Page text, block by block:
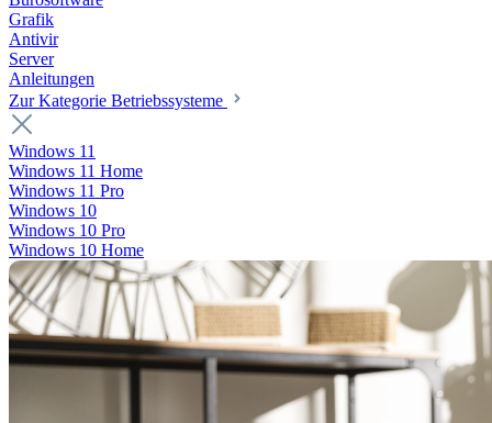
Grafik
Antivir
Server
Anleitungen
Zur Kategorie Betriebssysteme
Windows 11
Windows 11 Home
Windows 11 Pro
Windows 10
Windows 10 Pro
Windows 10 Home